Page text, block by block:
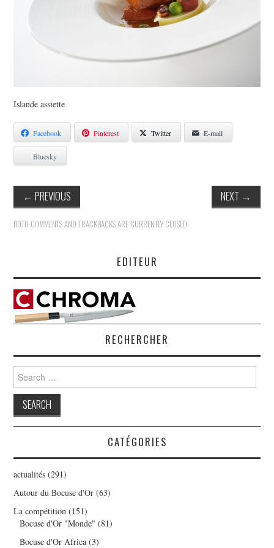
Islande assiette
Facebook Pinterest Twitter E-mail
Bluesky
← PREVIOUS NEXT →
BOTH COMMENTS AND TRACKBACKS ARE CURRENTLY CLOSED.
EDITEUR
RECHERCHER
Search
for:
CATÉGORIES
actualités (291)
Autour du Bocuse d'Or (63)
La compétition (151)
Bocuse d'Or "Monde" (81)
Bocuse d'Or Africa (3)